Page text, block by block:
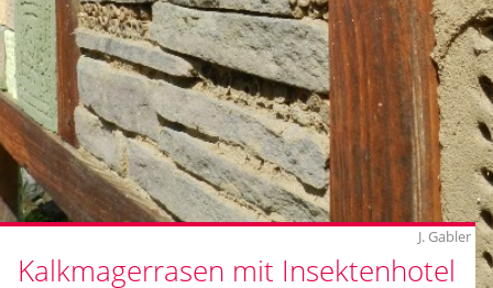
Kalkmagerrasen mit Insektenhotel
J. Gabler
pH-
Wert
12
Treffer
Zurücksetzen
Wuchsform
Gehölz
Schnittverträglichkeit